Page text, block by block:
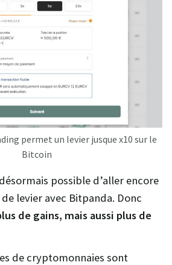
permet un levier jusque x10 sur le
Bitcoin
possible d’aller encore
levier avec Bitpanda. Donc
de gains, mais aussi plus de
de cryptomonnaies sont